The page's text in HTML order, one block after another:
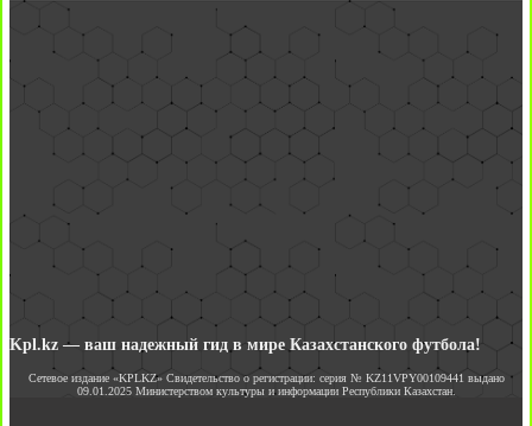
Kpl.kz — ваш надежный гид в мире Казахстанского футбола!
Сетевое издание «KPLKZ» Свидетельство о регистрации: серия № KZ11VPY00109441 выдано
09.01.2025 Министерством культуры и информации Республики Казахстан.